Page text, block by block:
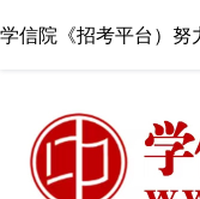
学信院《招考平台）